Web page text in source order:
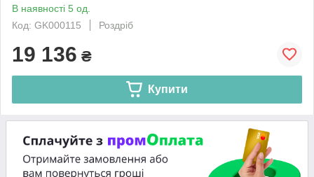
В наявності 5 од.
Код: GK000115
Роздріб
19 136 ₴
Купити